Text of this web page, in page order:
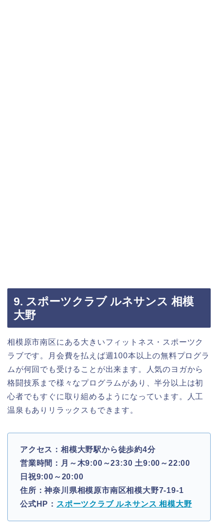
9. スポーツクラブ ルネサンス 相模
大野
相模原市南区にある大きいフィットネス・スポーツク
ラブです。月会費を払えば週100本以上の無料プログラ
ムが何回でも受けることが出来ます。人気のヨガから
格闘技系まで様々なプログラムがあり、半分以上は初
心者でもすぐに取り組めるようになっています。人工
温泉もありリラックスもできます。
アクセス：相模大野駅から徒歩約4分
営業時間：月～木9:00～23:30 土9:00～22:00
日祝9:00～20:00
住所：神奈川県相模原市南区相模大野7-19-1
公式HP： スポーツクラブ ルネサンス 相模大野